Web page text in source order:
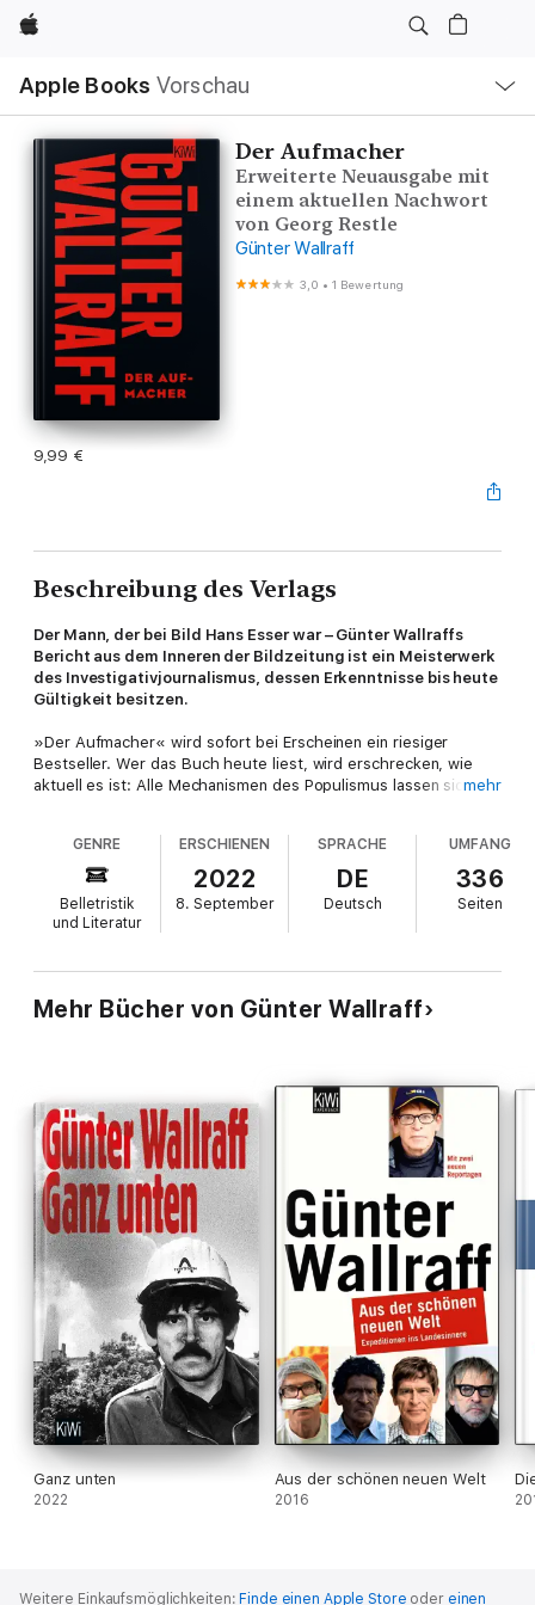
Apple
Apple Books Vorschau
Navigation
Menü
öffnen
Der Aufmacher
Erweiterte Neuausgabe mit
einem aktuellen Nachwort
von Georg Restle
Günter Wallraff
3,0 •1 Bewertung
9,99 €
Beschreibung des Verlags
Der Mann, der bei Bild Hans Esser war – Günter Wallraffs
Bericht aus dem Inneren der Bildzeitung ist ein Meisterwerk
des Investigativjournalismus, dessen Erkenntnisse bis heute
Gültigkeit besitzen.
»Der Aufmacher« wird sofort bei Erscheinen ein riesiger
Bestseller. Wer das Buch heute liest, wird erschrecken, wie
aktuell es ist: Alle Mechanismen des Populismus lassen sich
»Mit seinen Enthüllungen hat Wallraff Mediengeschichte
geschrieben – und Maßstäbe gesetzt in Sachen Investigation,
Furchtlosigkeit, und Durchhaltevermögen.« Georg Restle,
Monitor
mehr
GENRE
Belletristik
und Literatur
ERSCHIENEN
2022
8. September
SPRACHE
DE
Deutsch
UMFANG
336
Seiten
Mehr Bücher von Günter Wallraff
Ganz unten
2022
Aus der schönen neuen Welt
2016
Weitere Einkaufsmöglichkeiten:Finde einen Apple Store oder einen